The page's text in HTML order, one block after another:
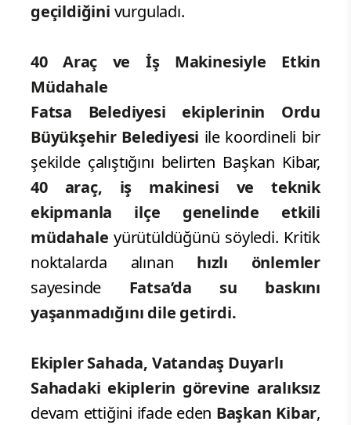
geçildiğini vurguladı.
40 Araç ve İş Makinesiyle Etkin
Müdahale
Fatsa Belediyesi ekiplerinin Ordu
Büyükşehir Belediyesi ile koordineli bir
şekilde çalıştığını belirten Başkan Kibar,
40 araç, iş makinesi ve teknik
ekipmanla ilçe genelinde etkili
müdahale yürütüldüğünü söyledi. Kritik
noktalarda alınan hızlı önlemler
sayesinde Fatsa’da su baskını
yaşanmadığını dile getirdi.
Ekipler Sahada, Vatandaş Duyarlı
Sahadaki ekiplerin görevine aralıksız
devam ettiğini ifade eden Başkan Kibar,